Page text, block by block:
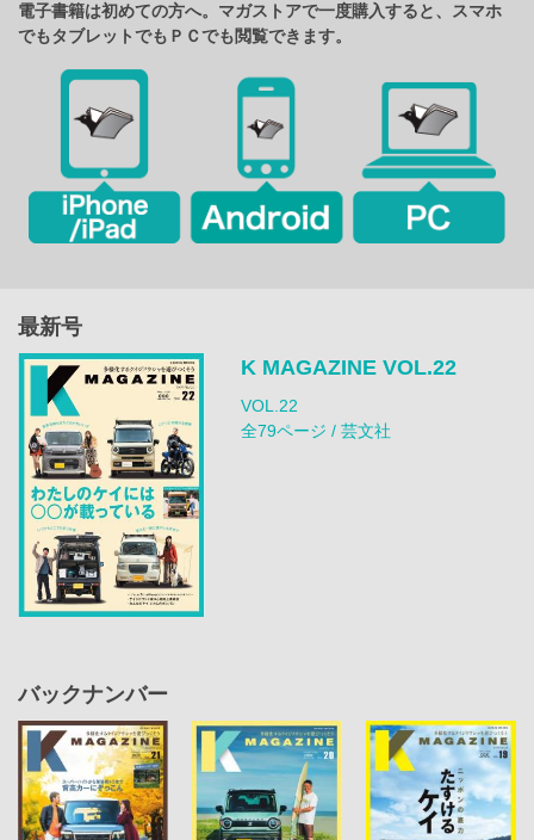
電子書籍は初めての方へ。マガストアで一度購入すると、スマホ
でもタブレットでもＰＣでも閲覧できます。
最新号
K MAGAZINE VOL.22
VOL.22
全79ページ / 芸文社
バックナンバー